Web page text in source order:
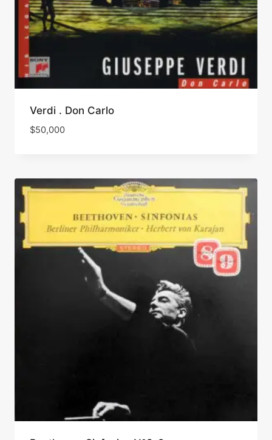
Verdi . Don Carlo
$50,000